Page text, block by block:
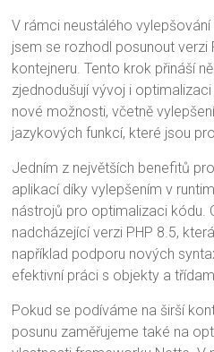
V rámci neustálého
jsem se rozhodl posunout verzi
kontejneru. Tento krok přináší
zjednodušují vývoj i
nové možnosti, včetně
jazykových funkcí, které jsou
Jedním z největších benefitů
aplikací díky vylepšením v
nástrojů pro optimalizaci kódu.
nadcházející verzi PHP 8.5,
například podporu nových
efektivní práci s objekty a
Pokud se podíváme na širší
posunu zaměřujeme také na